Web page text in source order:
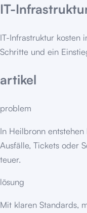
IT-
IT-Infrastruktur kosten
Schritte und ein
artikel
problem
In Heilbronn
Ausfälle, Tickets oder
teuer.
lösung
Mit klaren Standards,